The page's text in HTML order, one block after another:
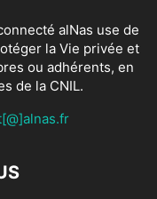
alNas use de
la Vie privée et
ou adhérents, en
de la CNIL.